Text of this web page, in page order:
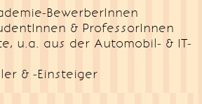
BewerberInnen
& ProfessorInnen
u.a. aus der Automobil- & IT-
& -Einsteiger